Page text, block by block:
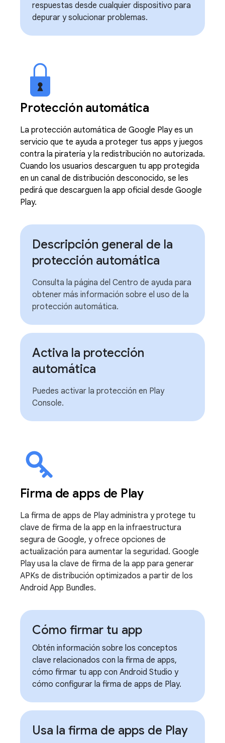
respuestas desde cualquier dispositivo para
depurar y solucionar problemas.
Protección automática
La protección automática de Google Play es un
servicio que te ayuda a proteger tus apps y juegos
contra la piratería y la redistribución no autorizada.
Cuando los usuarios descarguen tu app protegida
en un canal de distribución desconocido, se les
pedirá que descarguen la app oficial desde Google
Play.
Descripción general de la
protección automática
Consulta la página del Centro de ayuda para
obtener más información sobre el uso de la
protección automática.
Activa la protección
automática
Puedes activar la protección en Play
Console.
Firma de apps de Play
La firma de apps de Play administra y protege tu
clave de firma de la app en la infraestructura
segura de Google, y ofrece opciones de
actualización para aumentar la seguridad. Google
Play usa la clave de firma de la app para generar
APKs de distribución optimizados a partir de los
Android App Bundles.
Cómo firmar tu app
Obtén información sobre los conceptos
clave relacionados con la firma de apps,
cómo firmar tu app con Android Studio y
cómo configurar la firma de apps de Play.
Usa la firma de apps de Play